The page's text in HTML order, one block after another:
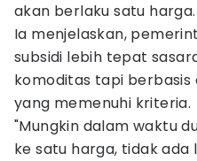
akan berlaku satu harga.
Ia menjelaskan,
subsidi lebih tepat
komoditas tapi
yang memenuhi kriteria.
"Mungkin dalam waktu
ke satu harga, tidak ada